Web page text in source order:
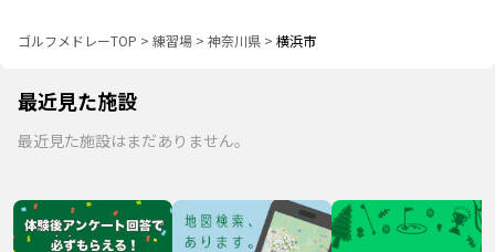
ゴルフメドレーTOP > 練習場 > 神奈川県 > 横浜市
最近見た施設
最近見た施設はまだありません。